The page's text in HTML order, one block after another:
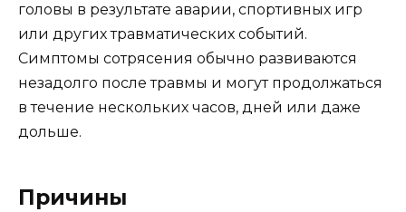
головы в результате аварии, спортивных игр
или других травматических событий.
Симптомы сотрясения обычно развиваются
незадолго после травмы и могут продолжаться
в течение нескольких часов, дней или даже
дольше.
Причины